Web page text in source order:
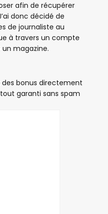
afin de récupérer
donc décidé de
de journaliste au
à travers un compte
magazine.
bonus directement
garanti sans spam